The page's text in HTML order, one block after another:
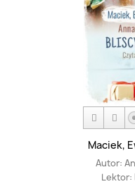
Maciek,
Autor:
Lektor: